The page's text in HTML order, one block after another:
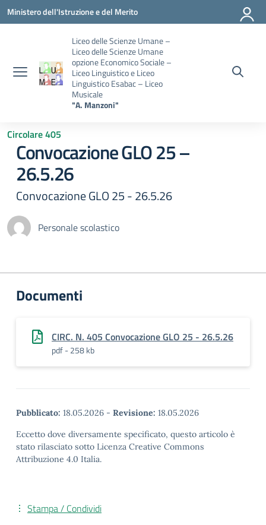
Vai ai contenuti
Vai al menu di navigazione
Vai al footer
Ministero dell'Istruzione e del Merito
Liceo delle Scienze Umane –
Liceo delle Scienze Umane
opzione Economico Sociale –
Liceo Linguistico e Liceo
Linguistico Esabac – Liceo
Musicale
"A. Manzoni"
Circolare 405
Convocazione GLO 25 –
26.5.26
Convocazione GLO 25 - 26.5.26
Personale scolastico
Documenti
CIRC. N. 405 Convocazione GLO 25 - 26.5.26
pdf - 258 kb
Pubblicato: 18.05.2026 - Revisione: 18.05.2026
Eccetto dove diversamente specificato, questo articolo è
stato rilasciato sotto Licenza Creative Commons
Attribuzione 4.0 Italia.
Stampa / Condividi